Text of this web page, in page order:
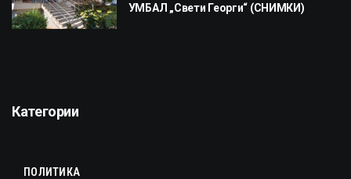
УМБАЛ „Свети Георги“ (СНИМКИ)
Категории
ПОЛИТИКА